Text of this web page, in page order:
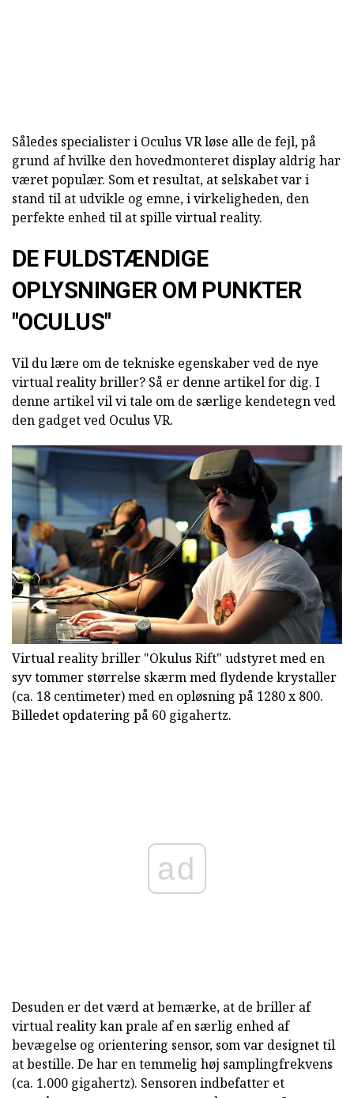
Således specialister i Oculus VR løse alle de fejl, på
grund af hvilke den hovedmonteret display aldrig har
været populær. Som et resultat, at selskabet var i
stand til at udvikle og emne, i virkeligheden, den
perfekte enhed til at spille virtual reality.
DE FULDSTÆNDIGE
OPLYSNINGER OM PUNKTER
"OCULUS"
Vil du lære om de tekniske egenskaber ved de nye
virtual reality briller? Så er denne artikel for dig. I
denne artikel vil vi tale om de særlige kendetegn ved
den gadget ved Oculus VR.
Virtual reality briller "Okulus Rift" udstyret med en
syv tommer størrelse skærm med flydende krystaller
(ca. 18 centimeter) med en opløsning på 1280 x 800.
Billedet opdatering på 60 gigahertz.
ad
Desuden er det værd at bemærke, at de briller af
virtual reality kan prale af en særlig enhed af
bevægelse og orientering sensor, som var designet til
at bestille. De har en temmelig høj samplingfrekvens
(ca. 1.000 gigahertz). Sensoren indbefatter et